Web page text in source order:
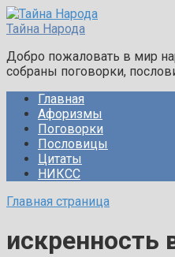
Перейти
к
Тайна Народа
Добро пожаловать в мир
собраны поговорки,
Главная
Афоризмы
Поговорки
Пословицы
Цитаты
НИКСС
Главная страница
искренность